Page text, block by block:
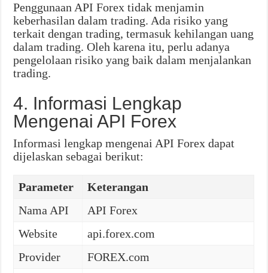
Penggunaan API Forex tidak menjamin
keberhasilan dalam trading. Ada risiko yang
terkait dengan trading, termasuk kehilangan uang
dalam trading. Oleh karena itu, perlu adanya
pengelolaan risiko yang baik dalam menjalankan
trading.
4. Informasi Lengkap
Mengenai API Forex
Informasi lengkap mengenai API Forex dapat
dijelaskan sebagai berikut:
Parameter
Keterangan
Nama API
API Forex
Website
api.forex.com
Provider
FOREX.com